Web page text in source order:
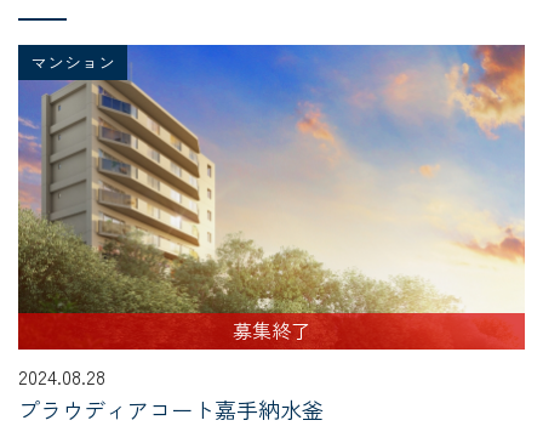
マンション
募集終了
2024.08.28
プラウディアコート嘉手納水釜